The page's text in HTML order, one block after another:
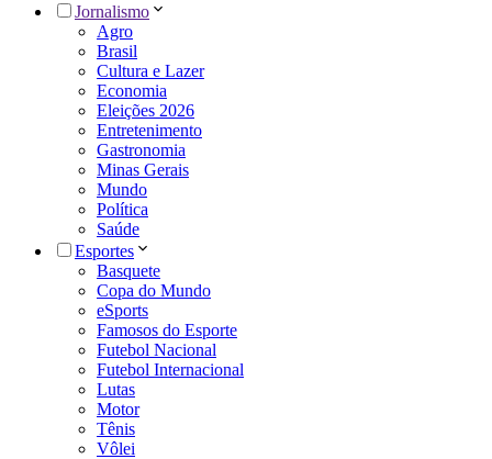
Jornalismo
Agro
Brasil
Cultura e Lazer
Economia
Eleições 2026
Entretenimento
Gastronomia
Minas Gerais
Mundo
Política
Saúde
Esportes
Basquete
Copa do Mundo
eSports
Famosos do Esporte
Futebol Nacional
Futebol Internacional
Lutas
Motor
Tênis
Vôlei